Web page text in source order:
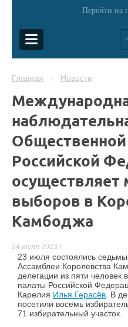
Перейти на
Главная → Новости
Российской
осуществляет
выборов в
Камбоджа
24 июля 2023 г.
23 июля состоялись
Ассамблеи Королевства
делегации из пяти
палаты Российской
Карелия Илья Герасёв. В
посетили восемь
71 избирательный участок.